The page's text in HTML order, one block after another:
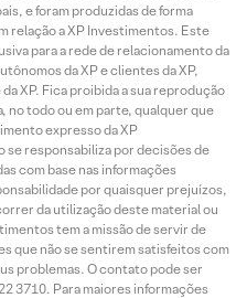
e foram produzidas de forma
relação a XP Investimentos. Este
para a rede de relacionamento da
da XP e clientes da XP,
XP. Fica proibida a sua reprodução
no todo ou em parte, qualquer que
expresso da XP
se responsabiliza por decisões de
com base nas informações
por quaisquer prejuízos,
da utilização deste material ou
tem a missão de servir de
que não se sentirem satisfeitos com
problemas. O contato pode ser
3710. Para maiores informações